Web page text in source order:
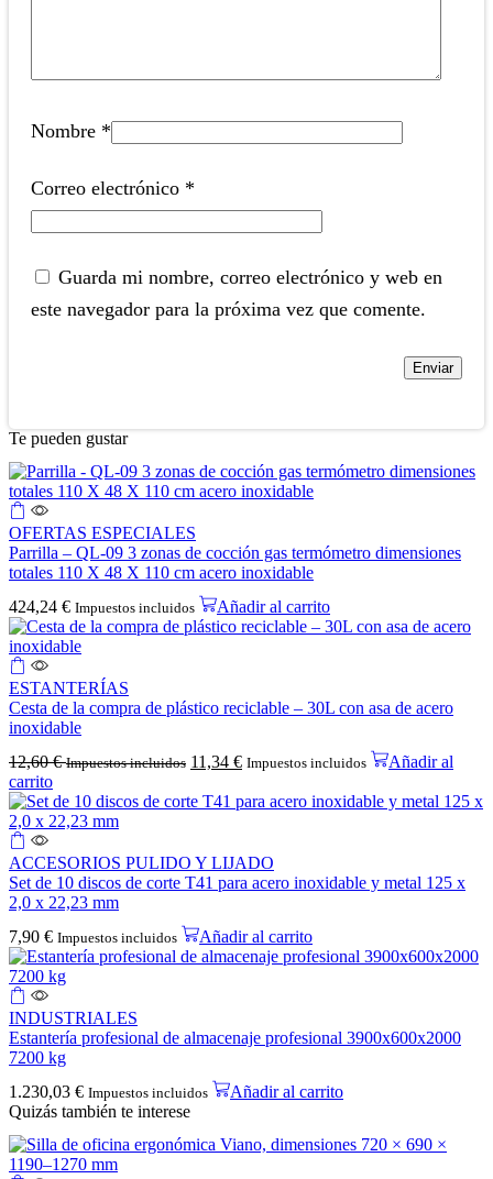
Nombre *
Correo electrónico *
Guarda mi nombre, correo electrónico y web en
este navegador para la próxima vez que comente.
Te pueden gustar
OFERTAS ESPECIALES
Parrilla – QL-09 3 zonas de cocción gas termómetro dimensiones
totales 110 X 48 X 110 cm acero inoxidable
424,24 € Impuestos incluidos Añadir al carrito
ESTANTERÍAS
Cesta de la compra de plástico reciclable – 30L con asa de acero
inoxidable
12,60€ Impuestos incluidos 11,34 € Impuestos incluidos
Añadir al
carrito
ACCESORIOS PULIDO Y LIJADO
Set de 10 discos de corte T41 para acero inoxidable y metal 125 x
2,0 x 22,23 mm
7,90 € Impuestos incluidos Añadir al carrito
INDUSTRIALES
Estantería profesional de almacenaje profesional 3900x600x2000
7200 kg
1.230,03 € Impuestos incluidos
Añadir al carrito
Quizás también te interese